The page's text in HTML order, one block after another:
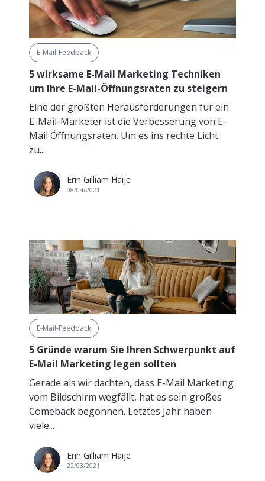
E-Mail-Feedback
5 wirksame E-Mail Marketing Techniken
um Ihre E-Mail-Öffnungsraten zu steigern
Eine der größten Herausforderungen für ein
E-Mail-Marketer ist die Verbesserung von E-
Mail Öffnungsraten. Um es ins rechte Licht
zu...
Erin Gilliam Haije
08/04/2021
E-Mail-Feedback
5 Gründe warum Sie Ihren Schwerpunkt auf
E-Mail Marketing legen sollten
Gerade als wir dachten, dass E-Mail Marketing
vom Bildschirm wegfällt, hat es sein großes
Comeback begonnen. Letztes Jahr haben
viele...
Erin Gilliam Haije
22/03/2021